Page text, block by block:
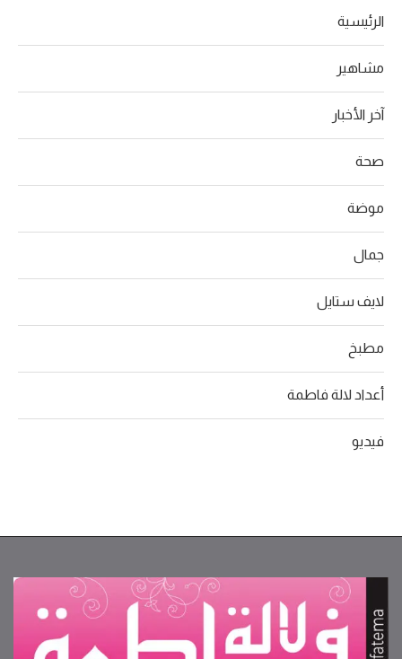
الرئيسية
مشاهير
آخر الأخبار
صحة
موضة
جمال
لايف ستايل
مطبخ
أعداد لالة فاطمة
فيديو